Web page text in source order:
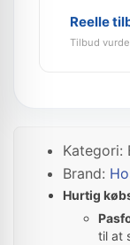
Reelle
Tilbud
Kategori:
Brand:
Hurtig
til at